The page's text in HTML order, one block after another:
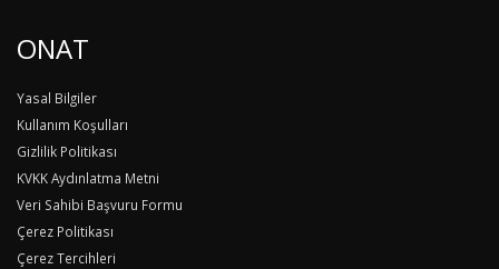
ONAT
Yasal Bilgiler
Kullanım Koşulları
Gizlilik Politikası
KVKK Aydınlatma Metni
Veri Sahibi Başvuru Formu
Çerez Politikası
Çerez Tercihleri